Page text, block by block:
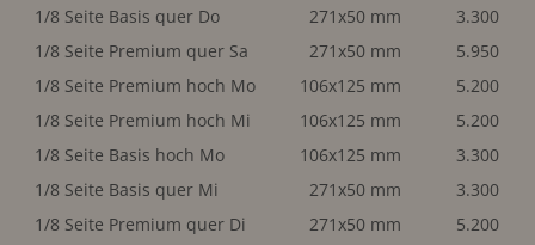
1/8 Seite Basis quer Do
271x50 mm
3.300
1/8 Seite Premium quer Sa
271x50 mm
5.950
1/8 Seite Premium hoch Mo
106x125 mm
5.200
1/8 Seite Premium hoch Mi
106x125 mm
5.200
1/8 Seite Basis hoch Mo
106x125 mm
3.300
1/8 Seite Basis quer Mi
271x50 mm
3.300
1/8 Seite Premium quer Di
271x50 mm
5.200